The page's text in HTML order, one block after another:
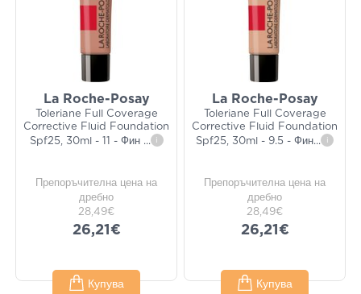
La Roche-Posay
Toleriane Full Coverage
Corrective Fluid Foundation
Spf25, 30ml - 11 - Фин ... i
Препоръчителна цена на
дребно
28,49€
26,21€
Купува
La Roche-Posay
Toleriane Full Coverage
Corrective Fluid Foundation
Spf25, 30ml - 9.5 - Фин... i
Препоръчителна цена на
дребно
28,49€
26,21€
Купува